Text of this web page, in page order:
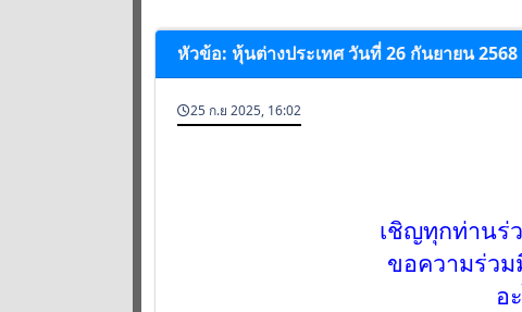
หัวข้อ: หุ้นต่างประเทศ วันที่ 26 กันยายน 2568
25 ก.ย 2025, 16:02
เชิญทุกท่านร่
ขอความร่วม
อ